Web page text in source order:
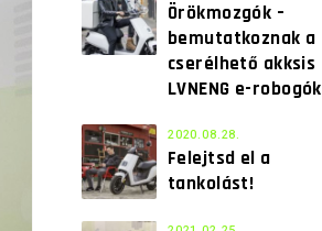
Örökmozgók –
bemutatkoznak a
cserélhető akksis
LVNENG e-robogók
2020.08.28.
Felejtsd el a
tankolást!